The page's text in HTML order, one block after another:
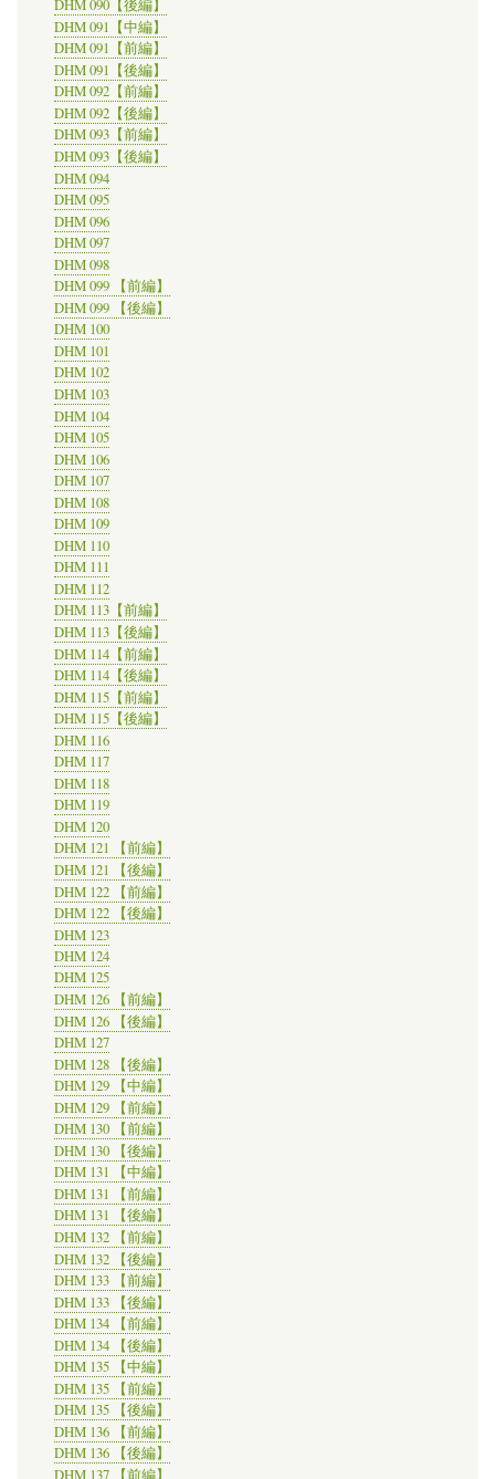
DHM 090【後編】
DHM 091【中編】
DHM 091【前編】
DHM 091【後編】
DHM 092【前編】
DHM 092【後編】
DHM 093【前編】
DHM 093【後編】
DHM 094
DHM 095
DHM 096
DHM 097
DHM 098
DHM 099 【前編】
DHM 099 【後編】
DHM 100
DHM 101
DHM 102
DHM 103
DHM 104
DHM 105
DHM 106
DHM 107
DHM 108
DHM 109
DHM 110
DHM 111
DHM 112
DHM 113【前編】
DHM 113【後編】
DHM 114【前編】
DHM 114【後編】
DHM 115【前編】
DHM 115【後編】
DHM 116
DHM 117
DHM 118
DHM 119
DHM 120
DHM 121 【前編】
DHM 121 【後編】
DHM 122 【前編】
DHM 122 【後編】
DHM 123
DHM 124
DHM 125
DHM 126 【前編】
DHM 126 【後編】
DHM 127
DHM 128 【後編】
DHM 129 【中編】
DHM 129 【前編】
DHM 130 【前編】
DHM 130 【後編】
DHM 131 【中編】
DHM 131 【前編】
DHM 131 【後編】
DHM 132 【前編】
DHM 132 【後編】
DHM 133 【前編】
DHM 133 【後編】
DHM 134 【前編】
DHM 134 【後編】
DHM 135 【中編】
DHM 135 【前編】
DHM 135 【後編】
DHM 136 【前編】
DHM 136 【後編】
DHM 137 【前編】